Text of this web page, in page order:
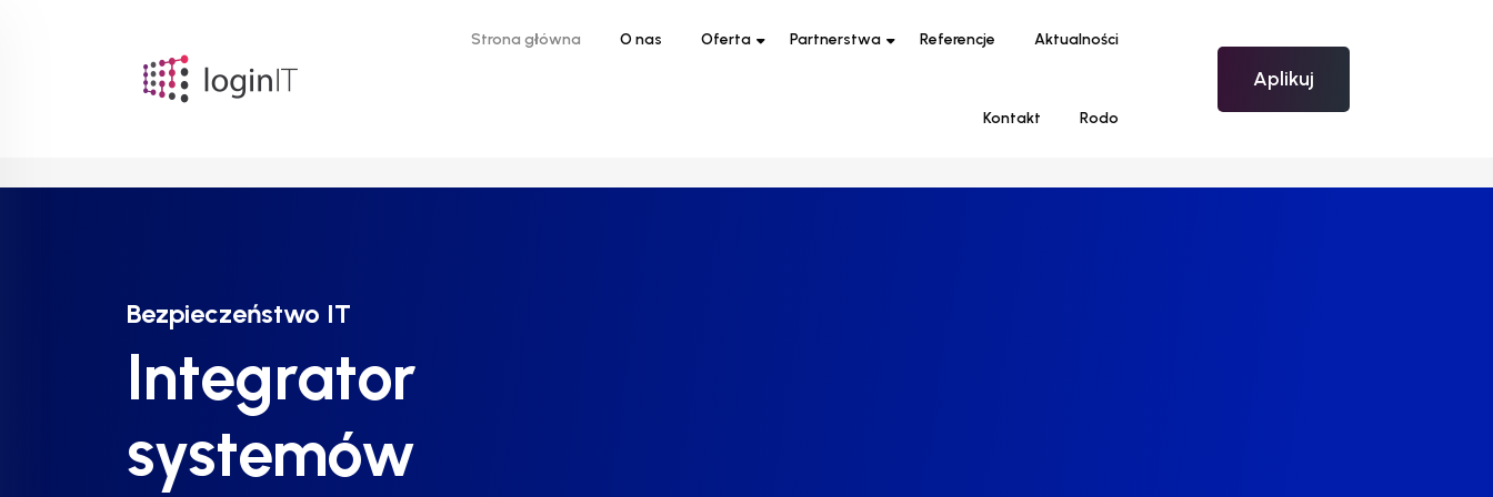
Strona główna O nas Oferta Partnerstwa Referencje Aktualności
Kontakt Rodo
Aplikuj
Bezpieczeństwo IT
Integrator
systemów
Bezpieczeństwo IT
Integrator
systemów
Bezpieczeństwo IT
Integrator
systemów